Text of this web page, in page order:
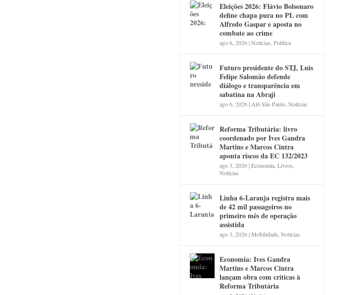
Eleições 2026: Flávio Bolsonaro
define chapa pura no PL com
Alfredo Gaspar e aposta no
combate ao crime
ago 6, 2026|Notícias ,Política
Futuro presidente do STJ, Luis
Felipe Salomão defende
diálogo e transparência em
sabatina na Abraji
ago 6, 2026| Alô São Paulo ,Notícias
Reforma Tributária: livro
coordenado por Ives Gandra
Martins e Marcos Cintra
aponta riscos da EC 132/2023
ago 3, 2026|Economia ,Livros
Notícias
Linha 6-Laranja registra mais
de 42 mil passageiros no
primeiro mês de operação
assistida
ago 3, 2026|Mobilidade ,Notícias
Economia: Ives Gandra
Martins e Marcos Cintra
lançam obra com críticas à
Reforma Tributária